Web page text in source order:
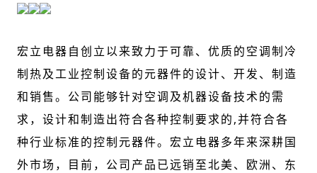
宏立电器自创立以来致力于可靠、优质的空调制冷
制热及工业控制设备的元器件的设计、开发、制造
和销售。公司能够针对空调及机器设备技术的需
求，设计和制造出符合各种控制要求的,并符合各
种行业标准的控制元器件。宏立电器多年来深耕国
外市场，目前，公司产品已远销至北美、欧洲、东